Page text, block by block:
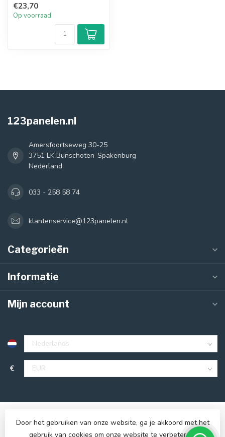
€23,70
Op voorraad
123panelen.nl
Amersfoortseweg 30-25
3751 LK Bunschoten-Spakenburg
Nederland
033 - 258 58 74
klantenservice@123panelen.nl
Categorieën
Informatie
Mijn account
€
Door het gebruiken van onze website, ga je akkoord met het
gebruik van cookies om onze website te verbeteren.